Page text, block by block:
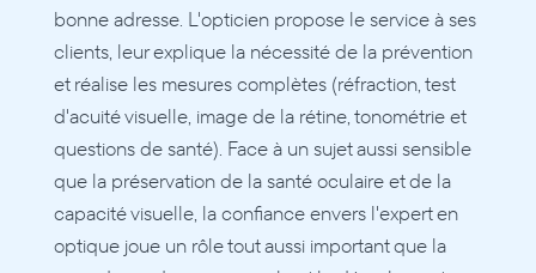
bonne adresse. L'opticien propose le service à ses
clients, leur explique la nécessité de la prévention
et réalise les mesures complètes (réfraction, test
d'acuité visuelle, image de la rétine, tonométrie et
questions de santé). Face à un sujet aussi sensible
que la préservation de la santé oculaire et de la
capacité visuelle, la confiance envers l'expert en
optique joue un rôle tout aussi important que la